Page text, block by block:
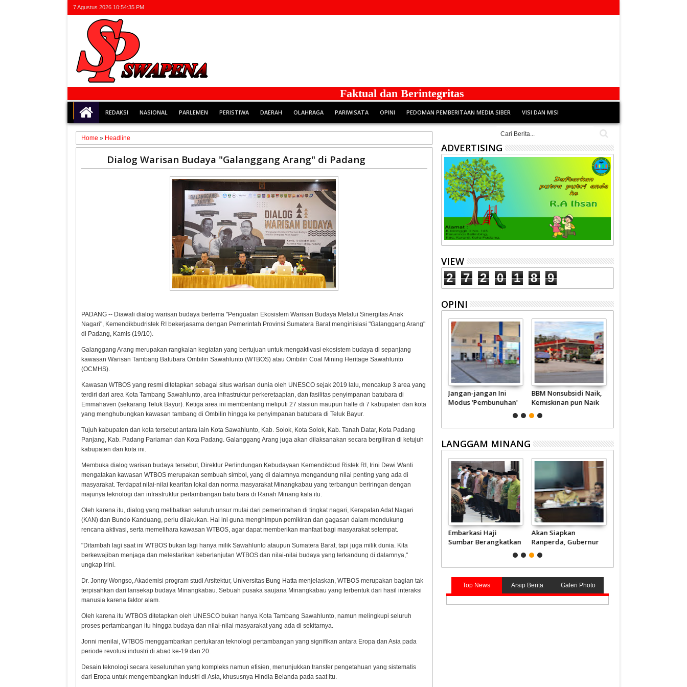
7 Agustus 2026 10:54:35 PM
Faktual dan Berintegritas
REDAKSI NASIONAL PARLEMEN PERISTIWA DAERAH OLAHRAGA PARIWISATA OPINI PEDOMAN PEMBERITAAN MEDIA SIBER VISI DAN MISI
Home » Headline
Dialog Warisan Budaya "Galanggang Arang" di Padang
PADANG -- Diawali dialog warisan budaya bertema "Penguatan Ekosistem Warisan Budaya Melalui Sinergitas Anak
Nagari", Kemendikbudristek RI bekerjasama dengan Pemerintah Provinsi Sumatera Barat menginisiasi "Galanggang Arang"
di Padang, Kamis (19/10).
Galanggang Arang merupakan rangkaian kegiatan yang bertujuan untuk mengaktivasi ekosistem budaya di sepanjang
kawasan Warisan Tambang Batubara Ombilin Sawahlunto (WTBOS) atau Ombilin Coal Mining Heritage Sawahlunto
(OCMHS).
Kawasan WTBOS yang resmi ditetapkan sebagai situs warisan dunia oleh UNESCO sejak 2019 lalu, mencakup 3 area yang
terdiri dari area Kota Tambang Sawahlunto, area infrastruktur perkeretaapian, dan fasilitas penyimpanan batubara di
Emmahaven (sekarang Teluk Bayur). Ketiga area ini membentang meliputi 27 stasiun maupun halte di 7 kabupaten dan kota
yang menghubungkan kawasan tambang di Ombilin hingga ke penyimpanan batubara di Teluk Bayur.
Tujuh kabupaten dan kota tersebut antara lain Kota Sawahlunto, Kab. Solok, Kota Solok, Kab. Tanah Datar, Kota Padang
Panjang, Kab. Padang Pariaman dan Kota Padang. Galanggang Arang juga akan dilaksanakan secara bergiliran di ketujuh
kabupaten dan kota ini.
Membuka dialog warisan budaya tersebut, Direktur Perlindungan Kebudayaan Kemendikbud Ristek RI, Irini Dewi Wanti
mengatakan kawasan WTBOS merupakan sembuah simbol, yang di dalamnya mengandung nilai penting yang ada di
masyarakat. Terdapat nilai-nilai kearifan lokal dan norma masyarakat Minangkabau yang terbangun beriringan dengan
majunya teknologi dan infrastruktur pertambangan batu bara di Ranah Minang kala itu.
Oleh karena itu, dialog yang melibatkan seluruh unsur mulai dari pemerintahan di tingkat nagari, Kerapatan Adat Nagari
(KAN) dan Bundo Kanduang, perlu dilakukan. Hal ini guna menghimpun pemikiran dan gagasan dalam mendukung
rencana aktivasi, serta memelihara kawasan WTBOS, agar dapat memberikan manfaat bagi masyarakat setempat.
"Ditambah lagi saat ini WTBOS bukan lagi hanya milik Sawahlunto ataupun Sumatera Barat, tapi juga milik dunia. Kita
berkewajiban menjaga dan melestarikan keberlanjutan WTBOS dan nilai-nilai budaya yang terkandung di dalamnya,"
ungkap Irini.
Dr. Jonny Wongso, Akademisi program studi Arsitektur, Universitas Bung Hatta menjelaskan, WTBOS merupakan bagian tak
terpisahkan dari lansekap budaya Minangkabau. Sebuah pusaka saujana Minangkabau yang terbentuk dari hasil interaksi
manusia karena faktor alam.
Oleh karena itu WTBOS ditetapkan oleh UNESCO bukan hanya Kota Tambang Sawahlunto, namun melingkupi seluruh
proses pertambangan itu hingga budaya dan nilai-nilai masyarakat yang ada di sekitarnya.
Jonni menilai, WTBOS menggambarkan pertukaran teknologi pertambangan yang signifikan antara Eropa dan Asia pada
periode revolusi industri di abad ke-19 dan 20.
Desain teknologi secara keseluruhan yang kompleks namun efisien, menunjukkan transfer pengetahuan yang sistematis
dari Eropa untuk mengembangkan industri di Asia, khususnya Hindia Belanda pada saat itu.
ADVERTISING
VIEW
2 7 2 0 1 8 9
OPINI
Harapan kepada
Kepala BGN yang Baru
Menyelamatkan
Negeri Ini dari
Narkoba
Pariwisata Sumbar
Perlu Satu Visi
Pemerintah -
Kepercayaan Publik
terhadap Polri
Jangan-jangan Ini
Modus 'Pembunuhan'
BBM Nonsubsidi Naik,
Kemiskinan pun Naik
LANGGAM MINANG
Inflasi Sumbar Turun
Takziah ke Kediaman
Ridwan Kamil,
Gubernur Mahyeldi
Doakan Eril Syahid
JCH Kloter Pertama
Embarkasi Padang
Terbang ke Tanah
Pemprov Sumbar akan
Tata Kembali Flyover
Duku
Embarkasi Haji
Sumbar Berangkatkan
2.840 Jemaah Mulai 4
Akan Siapkan
Ranperda, Gubernur
Mahyeldi Sebut Kata
Kunci Soal Gambir
Top News Arsip Berita Galeri Photo